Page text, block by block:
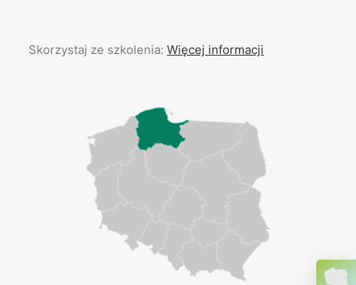
Skorzystaj ze szkolenia: Więcej informacji